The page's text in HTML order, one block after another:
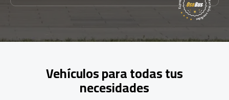
Vehículos para todas tus
necesidades